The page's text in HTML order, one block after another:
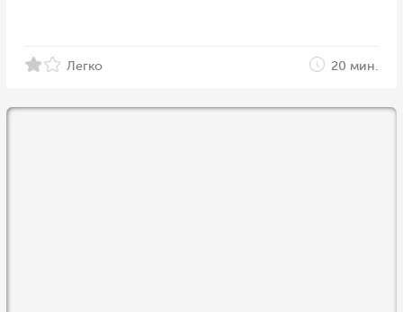
Легко 20 мин.